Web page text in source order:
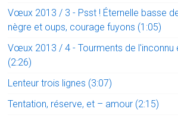
Vœux 2013 / 3 - Psst ! Éternelle basse
nègre et oups, courage fuyons (1:05)
Vœux 2013 / 4 - Tourments de l'inconnu
(2:26)
Lenteur trois lignes (3:07)
Tentation, réserve, et – amour (2:15)